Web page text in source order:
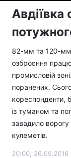
Авдіївка
82-мм та 120-мм
озброєння
промисловій
поранених.
кореспонденти,
із туманом та
завадило ворогу
кулеметів.
20:00, 26.09.2016